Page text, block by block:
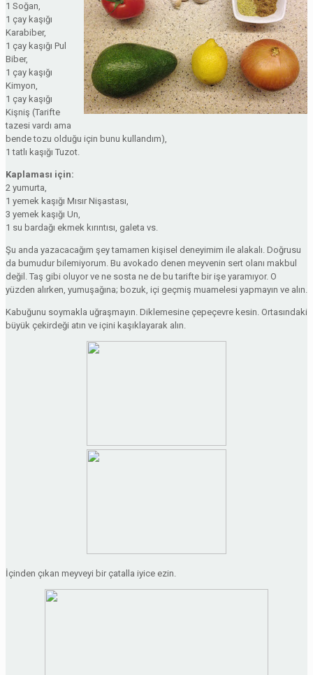
1 Soğan,
1 çay kaşığı
Karabiber,
1 çay kaşığı Pul
Biber,
1 çay kaşığı
Kimyon,
1 çay kaşığı
Kişniş (Tarifte
tazesi vardı ama
bende tozu olduğu için bunu kullandım),
1 tatlı kaşığı Tuzot.
Kaplaması için:
2 yumurta,
1 yemek kaşığı Mısır Nişastası,
3 yemek kaşığı Un,
1 su bardağı ekmek kırıntısı, galeta vs.
Şu anda yazacacağım şey tamamen kişisel deneyimim ile alakalı. Doğrusu
da bumudur bilemiyorum. Bu avokado denen meyvenin sert olanı makbul
değil. Taş gibi oluyor ve ne sosta ne de bu tarifte bir işe yaramıyor. O
yüzden alırken, yumuşağına; bozuk, içi geçmiş muamelesi yapmayın ve alın.
Kabuğunu soymakla uğraşmayın. Diklemesine çepeçevre kesin. Ortasındaki
büyük çekirdeği atın ve içini kaşıklayarak alın.
İçinden çıkan meyveyi bir çatalla iyice ezin.